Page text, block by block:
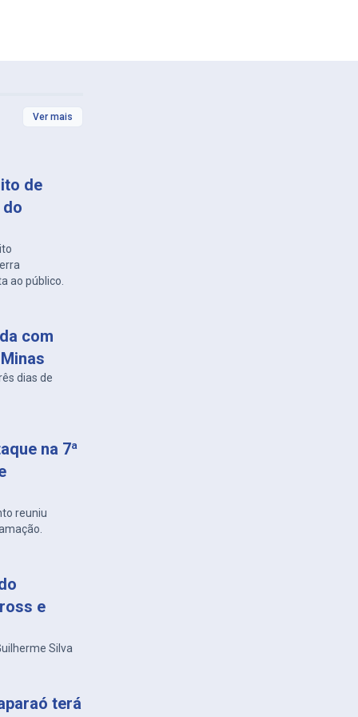
Ver mais
de
ao público.
com
dias de
na 7ª
reuniu
e
Silva
terá